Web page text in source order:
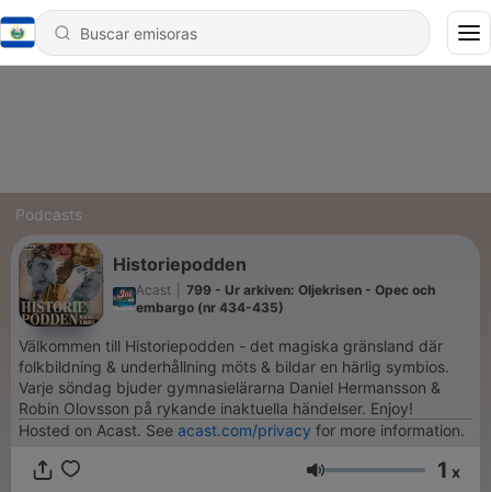
Podcasts
Historiepodden
Acast
799 - Ur arkiven: Oljekrisen - Opec och
embargo (nr 434-435)
Välkommen till Historiepodden - det magiska gränsland där
folkbildning & underhållning möts & bildar en härlig symbios.
Varje söndag bjuder gymnasielärarna Daniel Hermansson &
Robin Olovsson på rykande inaktuella händelser. Enjoy!
Hosted on Acast. See acast.com/privacy for more information.
Volumen 1 x